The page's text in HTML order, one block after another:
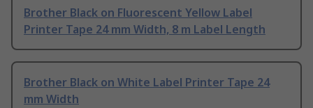
Brother Black on Fluorescent Yellow Label
Printer Tape 24 mm Width, 8 m Label Length
Brother Black on White Label Printer Tape 24
mm Width